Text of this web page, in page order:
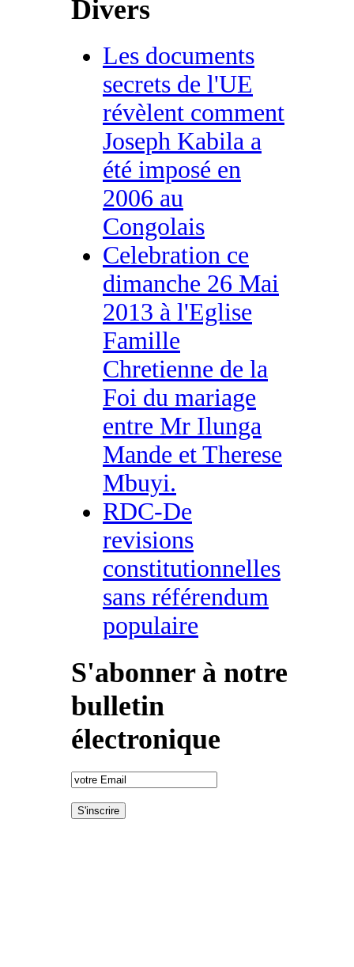
Divers
Les documents
secrets de l'UE
révèlent comment
Joseph Kabila a
été imposé en
2006 au
Congolais
Celebration ce
dimanche 26 Mai
2013 à l'Eglise
Famille
Chretienne de la
Foi du mariage
entre Mr Ilunga
Mande et Therese
Mbuyi.
RDC-De
revisions
constitutionnelles
sans référendum
populaire
S'abonner à notre
bulletin
électronique